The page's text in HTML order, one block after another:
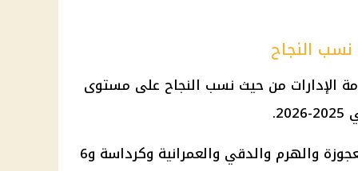
نسب النجاح
الإدارات من حيث نسب النجاح على مستوى
وضمت قائمة الإدارات المتقدمة العجوزة والهرم والدقي والعمرانية وكرداسة و6